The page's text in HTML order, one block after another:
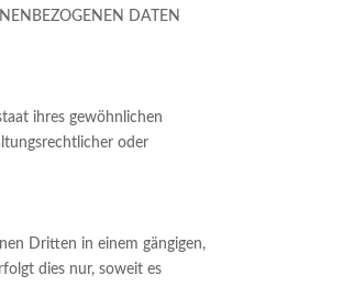
DATEN
ihres gewöhnlichen
oder
Dritten in einem gängigen,
dies nur, soweit es